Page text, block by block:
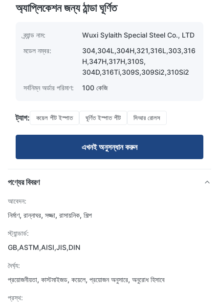
অ্যাপ্লিকেশন জন্য ঠান্ডা ঘূর্ণিত
ব্র্যান্ড নাম:
Wuxi Sylaith Special Steel Co., LTD
মডেল নম্বর:
304,304L,304H,321,316L,303,316
H,347H,317H,310S,
304D,316Ti,309S,309Si2,310Si2
সর্বনিম্ন অর্ডার পরিমাণ:
100 কেজি
ট্যাগ: কয়েল শীট ইস্পাত ঘূর্ণিত ইস্পাত শীট সিআর রোলস
এখনই অনুসন্ধান করুন
পণ্যের বিবরণ
আবেদন:
নির্মাণ, রান্নাঘর, সজ্জা, রাসায়নিক, শিল্প
স্ট্যান্ডার্ড:
GB,ASTM,AISI,JIS,DIN
দৈর্ঘ্য:
প্রয়োজনীয়তা, কাস্টমাইজড, কয়েলে, প্রয়োজন অনুসারে, অনুরোধ হিসাবে
প্রস্থ: